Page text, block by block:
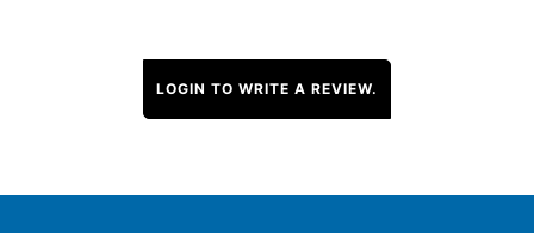
LOGIN TO WRITE A REVIEW.